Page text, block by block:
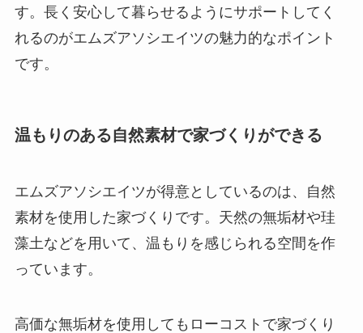
す。長く安心して暮らせるようにサポートしてく
れるのがエムズアソシエイツの魅力的なポイント
です。
温もりのある自然素材で家づくりができる
エムズアソシエイツが得意としているのは、自然
素材を使用した家づくりです。天然の無垢材や珪
藻土などを用いて、温もりを感じられる空間を作
っています。
高価な無垢材を使用してもローコストで家づくり